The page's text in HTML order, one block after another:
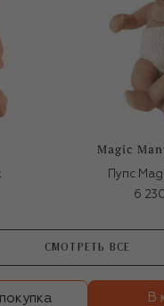
Пупс
6
СМОТРЕТЬ ВСЕ
В